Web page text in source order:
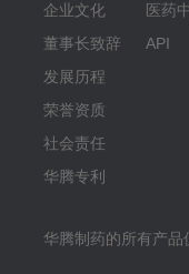
企业文化
董事长致辞
发展历程
荣誉资质
社会责任
华腾专利
医药
API
华腾制药的所有产品